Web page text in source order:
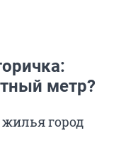
метр?
город